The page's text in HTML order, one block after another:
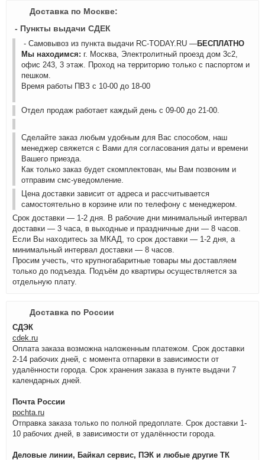
Доставка по Москве:
- Пункты выдачи СДЕК
- Самовывоз из пункта выдачи RC-TODAY.RU —БЕСПЛАТНО
Мы находимся: г. Москва, Электролитный проезд дом 3с2,
офис 243, 3 этаж. Проход на территорию только с паспортом и
пешком.
Время работы ПВЗ с 10-00 до 18-00
Отдел продаж работает каждый день с 09-00 до 21-00.
Сделайте заказ любым удобным для Вас способом, наш
менеджер свяжется с Вами для согласования даты и времени
Вашего приезда.
Как только заказ будет скомплектован, мы Вам позвоним и
отправим смс-уведомление.
Цена доставки зависит от адреса и рассчитывается
самостоятельно в корзине или по телефону с менеджером.
Срок доставки — 1-2 дня. В рабочие дни минимальный интервал
доставки — 3 часа, в выходные и праздничные дни — 8 часов.
Если Вы находитесь за МКАД, то срок доставки — 1-2 дня, а
минимальный интервал доставки — 8 часов.
Просим учесть, что крупногабаритные товары мы доставляем
только до подъезда. Подъём до квартиры осуществляется за
отдельную плату.
Доставка по России
СДЭК
cdek.ru
Оплата заказа возможна наложенным платежом. Срок доставки
2-14 рабочих дней, с момента отпарвки в зависимости от
удалённости города. Срок хранения заказа в пункте выдачи 7
календарных дней.
Почта России
pochta.ru
Отправка заказа только по полной предоплате. Срок доставки 1-
10 рабочих дней, в зависимости от удалённости города.
Деловые линии, Байкал сервис, ПЭК и любые другие ТК